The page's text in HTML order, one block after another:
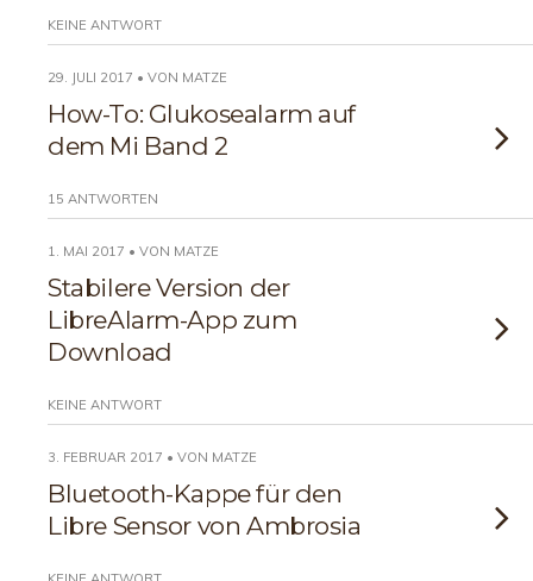
KEINE ANTWORT
29. JULI 2017 • VON MATZE
How-To: Glukosealarm auf
dem Mi Band 2
15 ANTWORTEN
1. MAI 2017 • VON MATZE
Stabilere Version der
LibreAlarm-App zum
Download
KEINE ANTWORT
3. FEBRUAR 2017 • VON MATZE
Bluetooth-Kappe für den
Libre Sensor von Ambrosia